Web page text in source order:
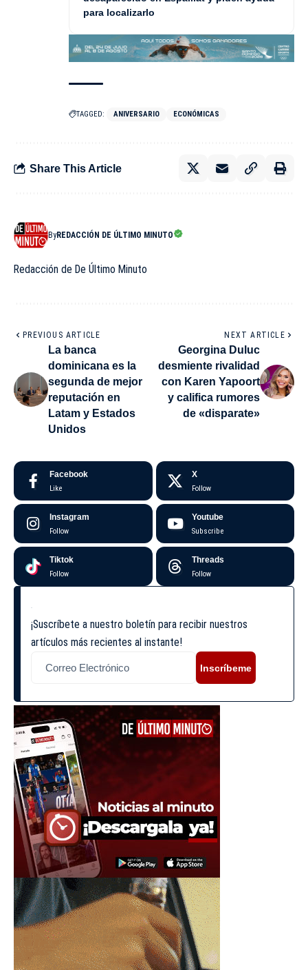
para localizarlo
TAGGED: ANIVERSARIO ECONÓMICAS
Share This Article
ByREDACCIÓN DE ÚLTIMO MINUTO
Redacción de De Último Minuto
PREVIOUS ARTICLE
La banca
dominicana es la
segunda de mejor
reputación en
Latam y Estados
Unidos
NEXT ARTICLE
Georgina Duluc
desmiente rivalidad
con Karen Yapoort
y califica rumores
de «disparate»
Facebook
Like
X
Follow
Instagram
Follow
Youtube
Subscribe
Tiktok
Follow
Threads
Follow
¡Suscríbete a nuestro boletín para recibir nuestros
artículos más recientes al instante!
Inscríbeme